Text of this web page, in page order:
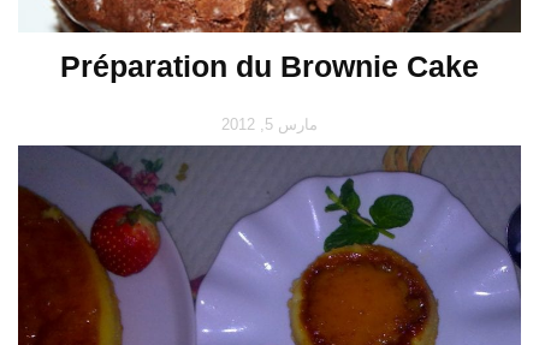
Préparation du Brownie Cake
مارس 5, 2012